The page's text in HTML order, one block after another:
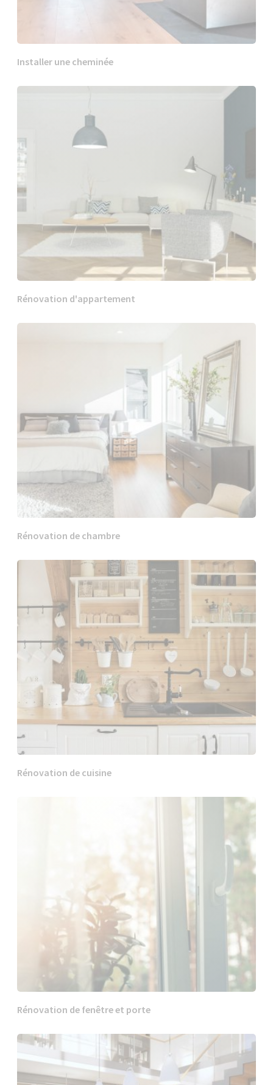
Installer une cheminée
Rénovation d'appartement
Rénovation de chambre
Rénovation de cuisine
Rénovation de fenêtre et porte